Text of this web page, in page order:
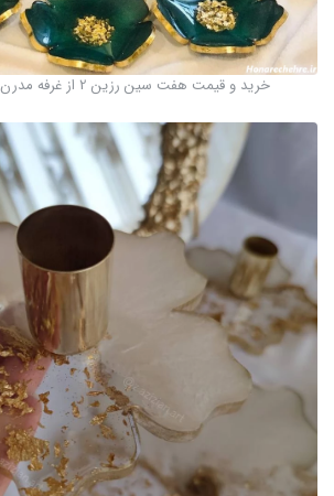
خرید و قیمت هفت سین رزین 2 از غرفه مدرن گالری رزین آرت